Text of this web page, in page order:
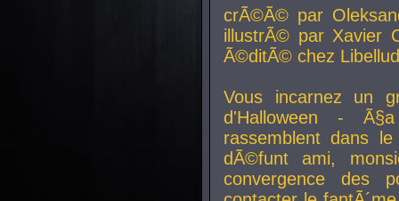
crÃ©Ã© par
illustrÃ© par Xavier
Ã©ditÃ© chez
Vous incarnez un
d'Halloween -
rassemblent dans
dÃ©funt ami,
convergence des